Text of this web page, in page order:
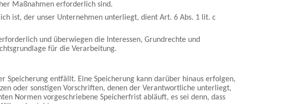
Maßnahmen erforderlich sind.
ist, der unser Unternehmen unterliegt, dient Art. 6 Abs. 1 lit. c
und überwiegen die Interessen, Grundrechte und
für die Verarbeitung.
Speicherung entfällt. Eine Speicherung kann darüber hinaus erfolgen,
oder sonstigen Vorschriften, denen der Verantwortliche unterliegt,
Normen vorgeschriebene Speicherfrist abläuft, es sei denn, dass